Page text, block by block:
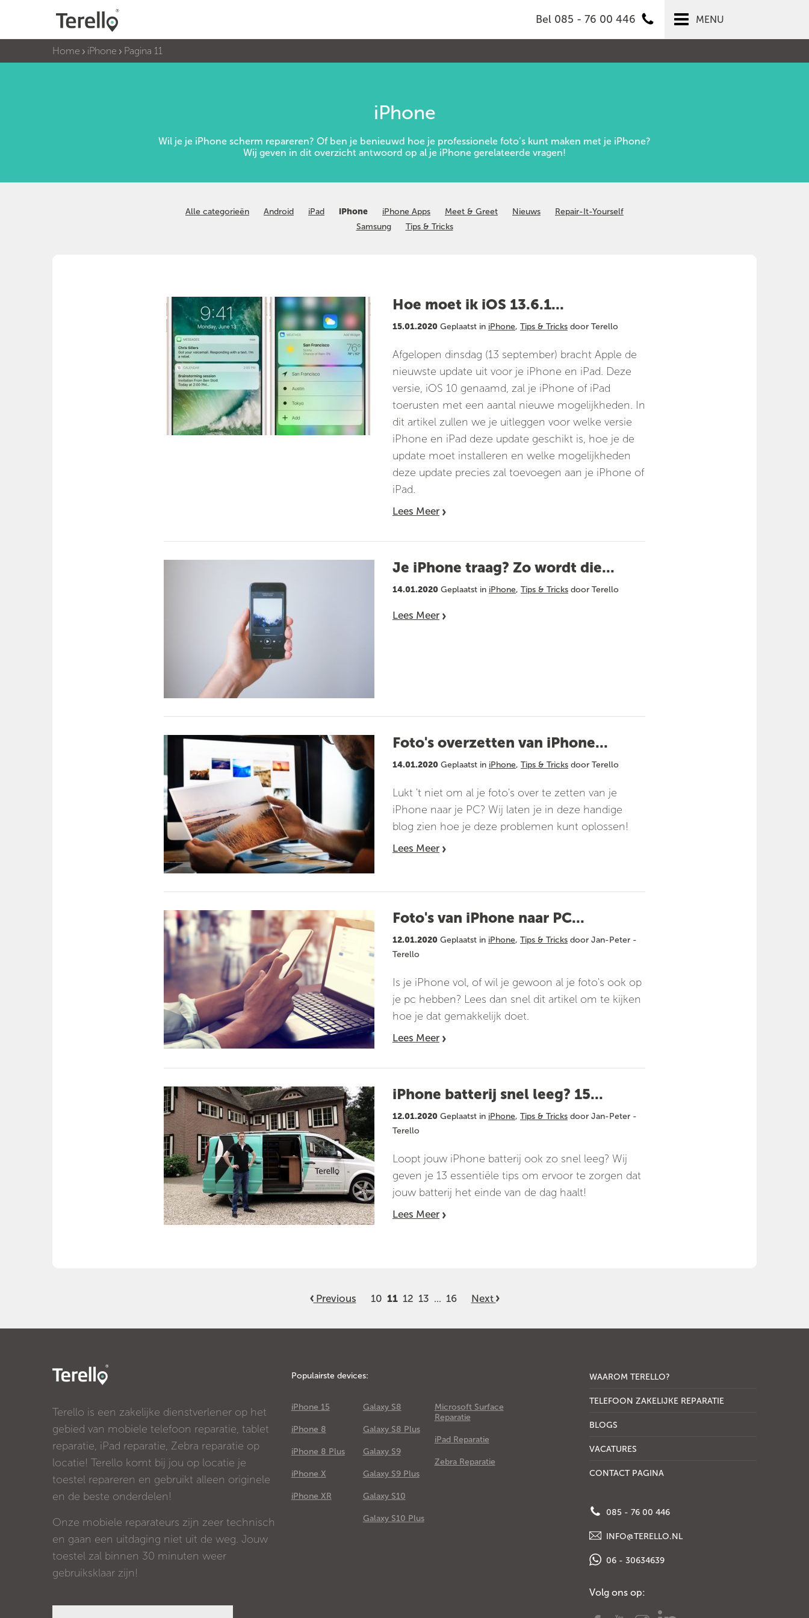
Bel 085 - 76 00 446 MENU
Home iPhone Pagina 11
iPhone
Wil je je iPhone scherm repareren? Of ben je benieuwd hoe je professionele foto’s kunt maken met je iPhone?
Wij geven in dit overzicht antwoord op al je iPhone gerelateerde vragen!
Alle categorieën Android iPad iPhone iPhone Apps Meet & Greet Nieuws
Repair-It-Yourself
Samsung
Tips & Tricks
Hoe moet ik iOS 13.6.1...
15.01.2020 Geplaatst in iPhone, Tips & Tricks door Terello
Afgelopen dinsdag (13 september) bracht Apple de
nieuwste update uit voor je iPhone en iPad. Deze
versie, iOS 10 genaamd, zal je iPhone of iPad
toerusten met een aantal nieuwe mogelijkheden. In
dit artikel zullen we je uitleggen voor welke versie
iPhone en iPad deze update geschikt is, hoe je de
update moet installeren en welke mogelijkheden
deze update precies zal toevoegen aan je iPhone of
iPad.
Lees Meer
Je iPhone traag? Zo wordt die...
14.01.2020 Geplaatst in iPhone, Tips & Tricks door Terello
Lees Meer
Foto's overzetten van iPhone...
14.01.2020 Geplaatst in iPhone, Tips & Tricks door Terello
Lukt 't niet om al je foto's over te zetten van je
iPhone naar je PC? Wij laten je in deze handige
blog zien hoe je deze problemen kunt oplossen!
Lees Meer
Foto's van iPhone naar PC...
12.01.2020 Geplaatst in iPhone, Tips & Tricks door Jan-Peter -
Terello
Is je iPhone vol, of wil je gewoon al je foto's ook op
je pc hebben? Lees dan snel dit artikel om te kijken
hoe je dat gemakkelijk doet.
Lees Meer
iPhone batterij snel leeg? 15...
12.01.2020 Geplaatst in iPhone, Tips & Tricks door Jan-Peter -
Terello
Loopt jouw iPhone batterij ook zo snel leeg? Wij
geven je 13 essentiële tips om ervoor te zorgen dat
jouw batterij het einde van de dag haalt!
Lees Meer
Previous 10 11 12 13 ... 16 Next
Terello is een zakelijke dienstverlener op het
gebied van mobiele telefoon reparatie, tablet
reparatie, iPad reparatie, Zebra reparatie op
locatie! Terello komt bij jou op locatie je
toestel repareren en gebruikt alleen originele
en de beste onderdelen!
Onze mobiele reparateurs zijn zeer technisch
en gaan een uitdaging niet uit de weg. Jouw
toestel zal binnen 30 minuten weer
gebruiksklaar zijn!
Populairste devices:
iPhone 15
iPhone 8
iPhone 8 Plus
iPhone X
iPhone XR
Galaxy S8
Galaxy S8 Plus
Galaxy S9
Galaxy S9 Plus
Galaxy S10
Galaxy S10 Plus
Microsoft Surface
Reparatie
iPad Reparatie
Zebra Reparatie
WAAROM TERELLO?
TELEFOON ZAKELIJKE REPARATIE
BLOGS
VACATURES
CONTACT PAGINA
085 - 76 00 446
INFO@TERELLO.NL
06 - 30634639
Volg ons op: